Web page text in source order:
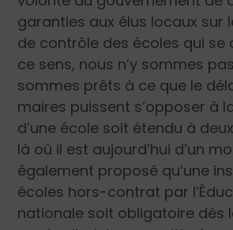
garanties aux élus locaux sur
de contrôle des écoles qui se
ce sens, nous n’y sommes
sommes prêts à ce que le
maires puissent s’opposer à
d’une école soit étendu à
là où il est aujourd’hui d’un
également proposé qu’une
écoles hors-contrat par
nationale soit obligatoire dès